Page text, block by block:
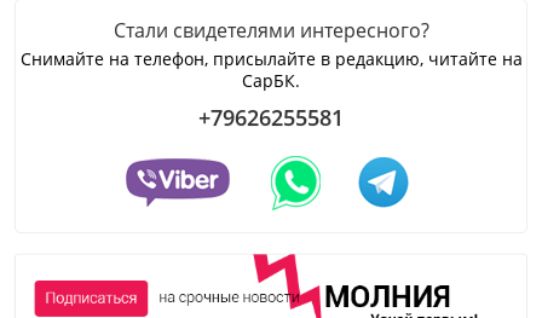
Стали свидетелями интересного?
Снимайте на телефон, присылайте в редакцию, читайте на
СарБК.
+79626255581